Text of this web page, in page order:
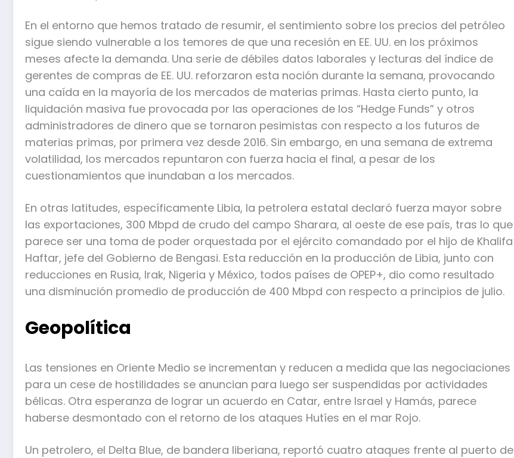
En el entorno que hemos tratado de resumir, el sentimiento sobre los precios del petróleo
sigue siendo vulnerable a los temores de que una recesión en EE. UU. en los próximos
meses afecte la demanda. Una serie de débiles datos laborales y lecturas del índice de
gerentes de compras de EE. UU. reforzaron esta noción durante la semana, provocando
una caída en la mayoría de los mercados de materias primas. Hasta cierto punto, la
liquidación masiva fue provocada por las operaciones de los “Hedge Funds” y otros
administradores de dinero que se tornaron pesimistas con respecto a los futuros de
materias primas, por primera vez desde 2016. Sin embargo, en una semana de extrema
volatilidad, los mercados repuntaron con fuerza hacia el final, a pesar de los
cuestionamientos que inundaban a los mercados.
En otras latitudes, específicamente Libia, la petrolera estatal declaró fuerza mayor sobre
las exportaciones, 300 Mbpd de crudo del campo Sharara, al oeste de ese país, tras lo que
parece ser una toma de poder orquestada por el ejército comandado por el hijo de Khalifa
Haftar, jefe del Gobierno de Bengasi. Esta reducción en la producción de Libia, junto con
reducciones en Rusia, Irak, Nigeria y México, todos países de OPEP+, dio como resultado
una disminución promedio de producción de 400 Mbpd con respecto a principios de julio.
Geopolítica
Las tensiones en Oriente Medio se incrementan y reducen a medida que las negociaciones
para un cese de hostilidades se anuncian para luego ser suspendidas por actividades
bélicas. Otra esperanza de lograr un acuerdo en Catar, entre Israel y Hamás, parece
haberse desmontado con el retorno de los ataques Hutíes en el mar Rojo.
Un petrolero, el Delta Blue, de bandera liberiana, reportó cuatro ataques frente al puerto de